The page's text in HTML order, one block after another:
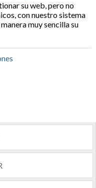
su web, pero no
con nuestro sistema
muy sencilla su